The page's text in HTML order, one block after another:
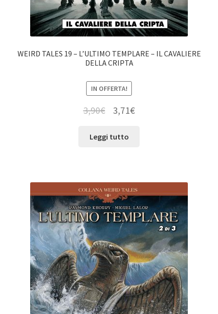
WEIRD TALES 19 – L’ULTIMO TEMPLARE – IL CAVALIERE
DELLA CRIPTA
IN OFFERTA!
3,90€ 3,71€
Leggi tutto